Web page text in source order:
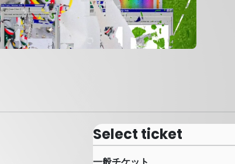
Select ticket